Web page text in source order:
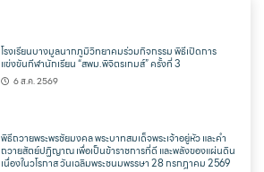
โรงเรียนบางมูลนากภูมิวิทยาคมร่วมกิจกรรม พิธีเปิดการ
แข่งขันกีฬานักเรียน “สพม.พิจิตรเกมส์” ครั้งที่ 3
6 ส.ค. 2569
พิธีถวายพระพรชัยมงคล พระบาทสมเด็จพระเจ้าอยู่หัว และคำ
ถวายสัตย์ปฏิญาณ เพื่อเป็นข้าราชการที่ดี และพลังของแผ่นดิน
เนื่องในวโรกาส วันเฉลิมพระชนมพรรษา 28 กรกฎาคม 2569